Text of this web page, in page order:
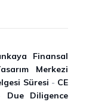
Finansal
Merkezi
Süresi - CE
Due Diligence